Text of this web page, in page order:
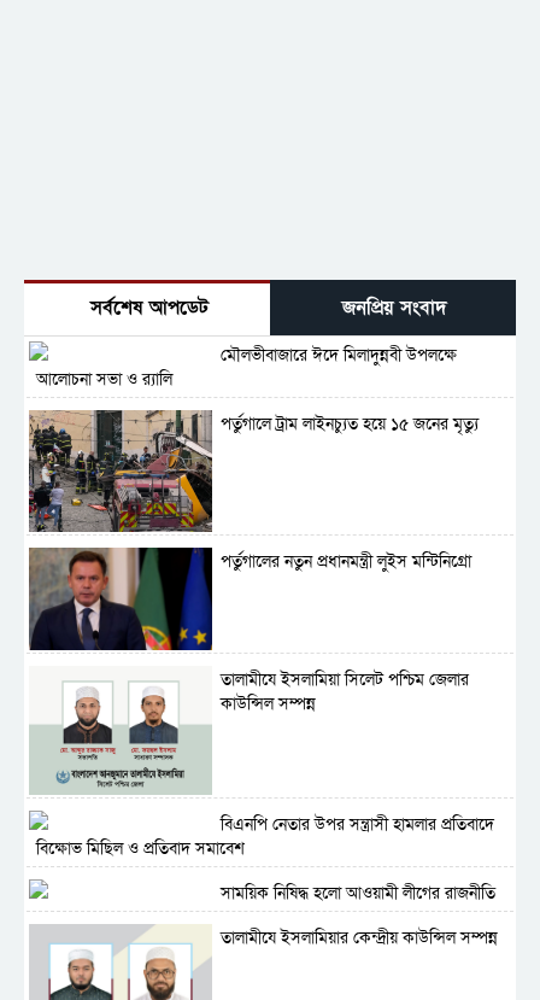
সর্বশেষ আপডেট জনপ্রিয় সংবাদ
মৌলভীবাজারে ঈদে মিলাদুন্নবী উপলক্ষে
আলোচনা সভা ও র‍্যালি
পর্তুগালে ট্রাম লাইনচ্যুত হয়ে ১৫ জনের মৃত্যু
পর্তুগালের নতুন প্রধানমন্ত্রী লুইস মন্টিনিগ্রো
‎তালামীযে ইসলামিয়া সিলেট পশ্চিম জেলার
কাউন্সিল সম্পন্ন
বিএনপি নেতার উপর সন্ত্রাসী হামলার প্রতিবাদে
বিক্ষোভ মিছিল ও প্রতিবাদ সমাবেশ
সাময়িক নিষিদ্ধ হলো আওয়ামী লীগের রাজনীতি
‎তালামীযে ইসলামিয়ার কেন্দ্রীয় কাউন্সিল সম্পন্ন